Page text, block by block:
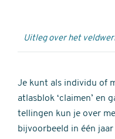
Uitleg over het
Je kunt als individu of
atlasblok ‘claimen’ en
tellingen kun je over
bijvoorbeeld in één